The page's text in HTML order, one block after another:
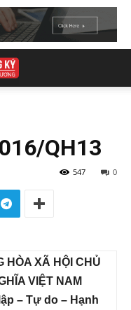
QH13
0
547
HÒA XÃ HỘI CHỦ
VIỆT NAM
– Tự do – Hạnh